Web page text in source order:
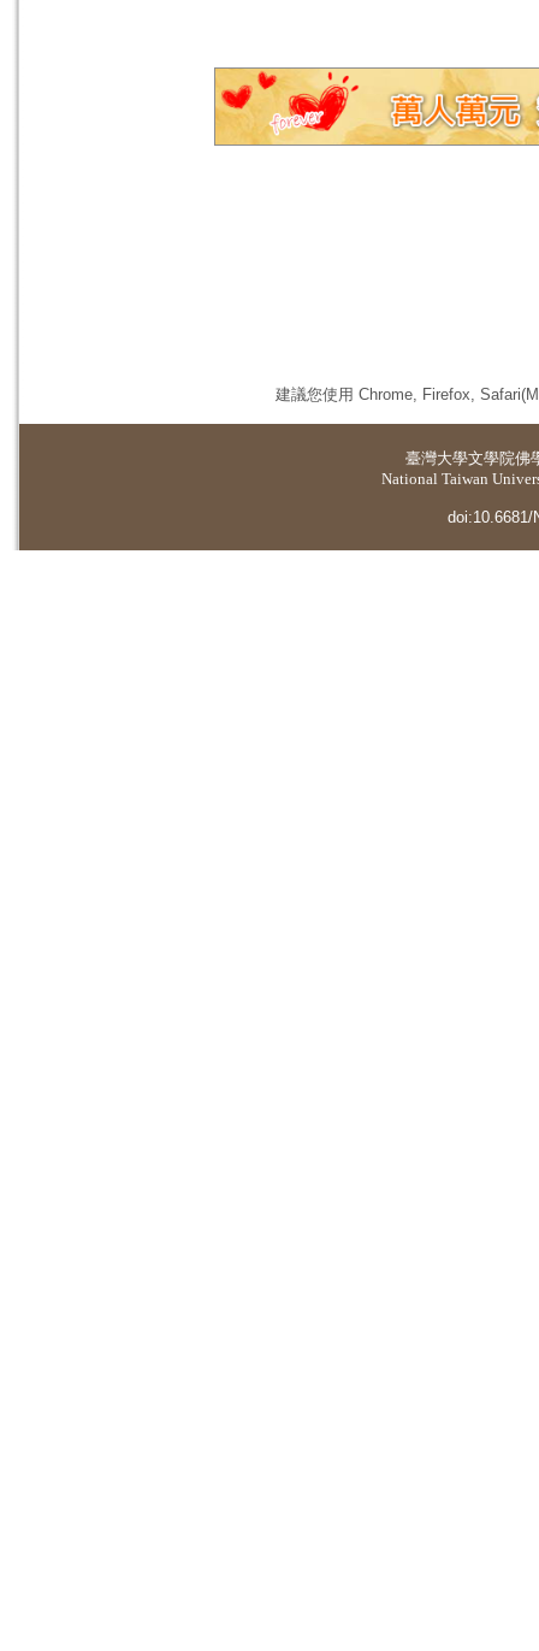
建議您使用 Chrome, Firefox,
臺灣大學文學院佛
National Taiwan
doi:10.6681/